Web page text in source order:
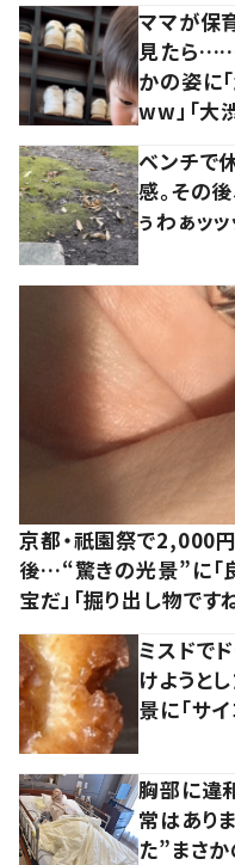
ママが保
見たら……
かの姿に
ww」「大
ベンチで
感。その
ぅわぁッ
京都・祇園祭で2,000
後…“驚きの光景”に「
宝だ」「掘り出し物です
ミスドで
けよう
景に「サ
胸部に違
常はあり
た”まさ